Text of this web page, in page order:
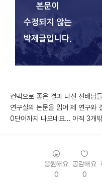
미국 유학 게시판
어드미션 포스팅
이벤트
오픈카톡
반도체 아카데미
재팬라운지 🌸
컨텍으로 좋은 결과 나신 선배님
연구실의 논문을 읽어 제 연구와
0단어까지 나오네요… 아직 3개
응원해요
0
공감해요
0